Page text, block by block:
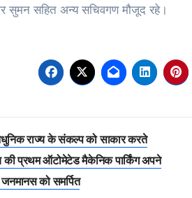
सुमन सहित अन्य सचिवगण मौजूद रहे।
राज्य के संकल्प को साकार करते
की प्रथम ऑटोमेटेड मैकेनिक पार्किंग अपने
को समर्पित